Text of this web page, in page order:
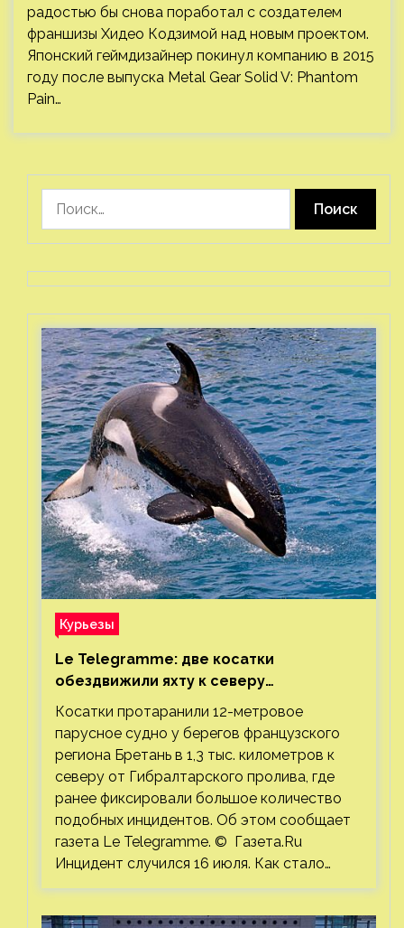
радостью бы снова поработал с создателем
франшизы Хидео Кодзимой над новым проектом.
Японский геймдизайнер покинул компанию в 2015
году после выпуска Metal Gear Solid V: Phantom
Pain…
Курьезы
Le Telegramme: две косатки
обездвижили яхту к северу
от Гибралтарского пролива
Косатки протаранили 12-метровое
парусное судно у берегов французского
региона Бретань в 1,3 тыс. километров к
северу от Гибралтарского пролива, где
ранее фиксировали большое количество
подобных инцидентов. Об этом сообщает
газета Le Telegramme. © Газета.Ru
Инцидент случился 16 июля. Как стало…